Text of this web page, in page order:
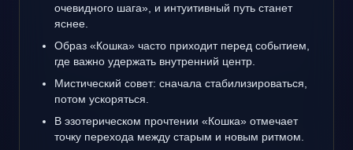
очевидного шага», и интуитивный путь станет
яснее.
Образ «Кошка» часто приходит перед событием,
где важно удержать внутренний центр.
Мистический совет: сначала стабилизироваться,
потом ускоряться.
В эзотерическом прочтении «Кошка» отмечает
точку перехода между старым и новым ритмом.